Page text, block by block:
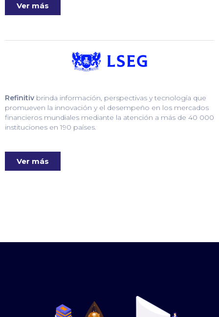
Ver más
Refinitiv brinda información, perspectivas y tecnología que
promueven la innovación y el desempeño en los mercados
financieros mundiales mediante la atención a más de 40 000
instituciones en 190 países.
Ver más